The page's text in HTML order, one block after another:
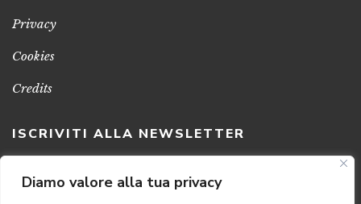
Diamo valore alla tua privacy
Privacy
Cookies
Credits
ISCRIVITI ALLA NEWSLETTER
Clicca sul pulsante per ricevere le nostre ultime novità,
notizie e promozioni